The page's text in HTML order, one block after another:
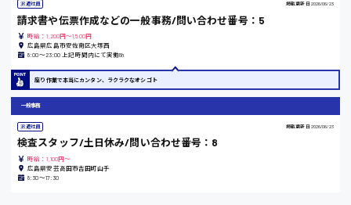
島根県
香川県
愛知県
時給1100円〜
派遣社員 掲載更新日 2026/06/23
請求書や伝票作成などの一般事務/問い合わせ番号：5
時給：1,200円～1,500円
広島県広島市安佐南区大塚西
8:00〜23:00 上記時間内にて実働8h
座り作業で本当にカンタン、ラクラクなオシゴト
一般事務
派遣社員 掲載更新日 2026/06/23
検査スタッフ/土日休み/問い合わせ番号：8
時給：1,100円～
広島県安芸高田市吉田町山手
8:30〜17:30